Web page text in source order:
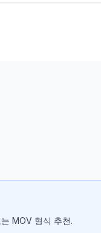
MOV 형식 추천.